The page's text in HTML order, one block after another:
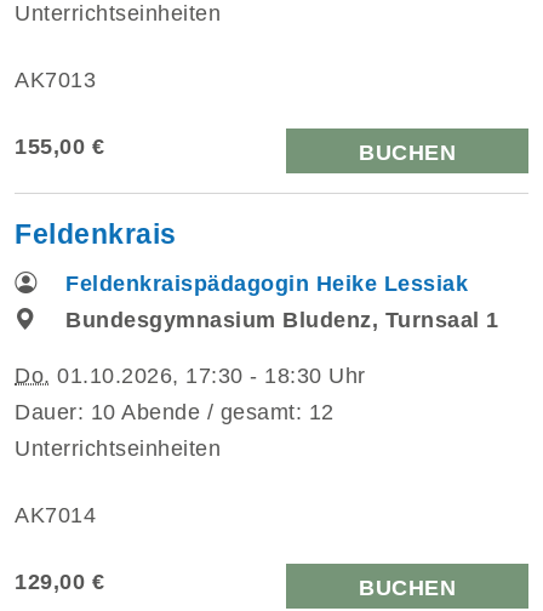
Unterrichtseinheiten
AK7013
155,00 € BUCHEN
Feldenkrais
Feldenkraispädagogin Heike Lessiak
Bundesgymnasium Bludenz, Turnsaal 1
Do. 01.10.2026, 17:30 - 18:30 Uhr
Dauer: 10 Abende / gesamt: 12
Unterrichtseinheiten
AK7014
129,00 € BUCHEN